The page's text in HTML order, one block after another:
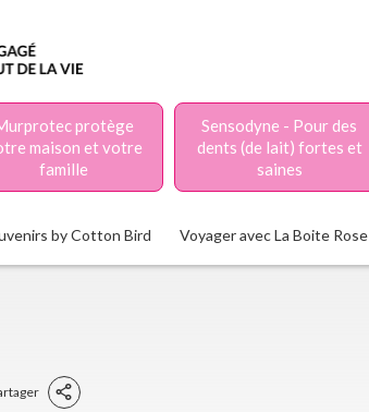
protège
maison et votre
famille
Sensodyne - Pour des
dents (de lait) fortes et
saines
by Cotton Bird Voyager avec La Boite Rose